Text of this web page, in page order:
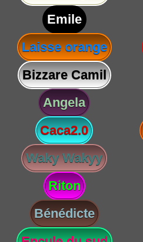
Emile
Laisse orange
Bizzare Camil
Angela
Caca2.0
Waky Wakyy
Riton
Bénédicte